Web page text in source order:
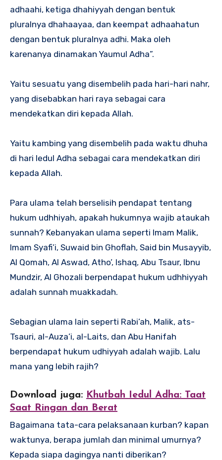
adhaahi, ketiga dhahiyyah dengan bentuk
pluralnya dhahaayaa, dan keempat adhaahatun
dengan bentuk pluralnya adhi. Maka oleh
karenanya dinamakan Yaumul Adha”.
Yaitu sesuatu yang disembelih pada hari-hari nahr,
yang disebabkan hari raya sebagai cara
mendekatkan diri kepada Allah.
Yaitu kambing yang disembelih pada waktu dhuha
di hari Iedul Adha sebagai cara mendekatkan diri
kepada Allah.
Para ulama telah berselisih pendapat tentang
hukum udhhiyah, apakah hukumnya wajib ataukah
sunnah? Kebanyakan ulama seperti Imam Malik,
Imam Syafi’i, Suwaid bin Ghoflah, Said bin Musayyib,
Al Qomah, Al Aswad, Atho’, Ishaq, Abu Tsaur, Ibnu
Mundzir, Al Ghozali berpendapat hukum udhhiyyah
adalah sunnah muakkadah.
Sebagian ulama lain seperti Rabi’ah, Malik, ats-
Tsauri, al-Auza’i, al-Laits, dan Abu Hanifah
berpendapat hukum udhiyyah adalah wajib. Lalu
mana yang lebih rajih?
Download juga: Khutbah Iedul Adha: Taat
Saat Ringan dan Berat
Bagaimana tata-cara pelaksanaan kurban? kapan
waktunya, berapa jumlah dan minimal umurnya?
Kepada siapa dagingya nanti diberikan?